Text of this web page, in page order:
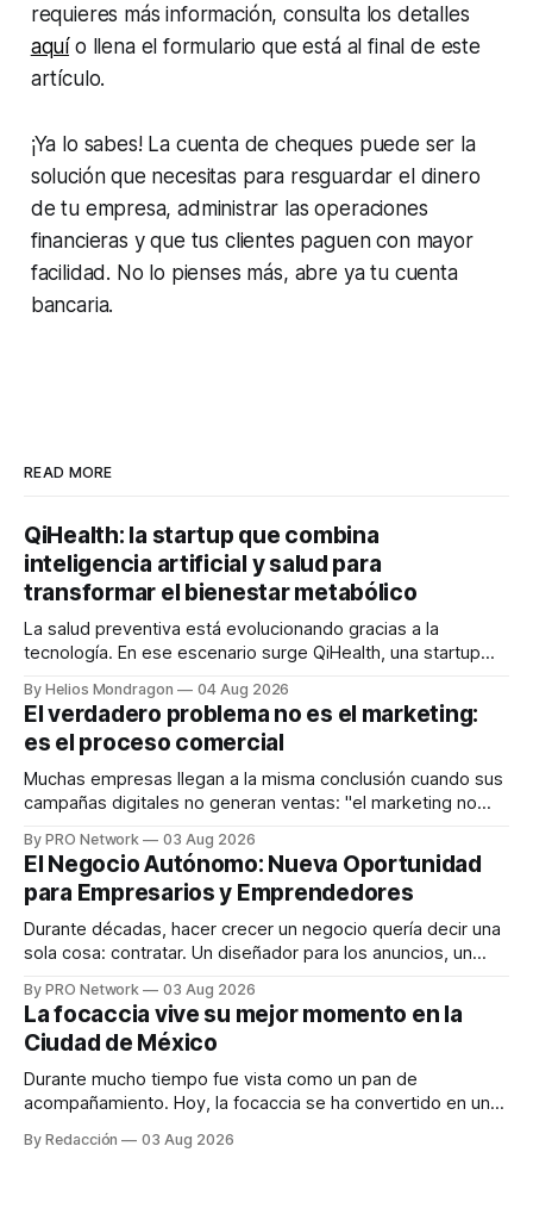
requieres más información, consulta los detalles
aquío llena el formulario que está al final de este
artículo.
¡Ya lo sabes! La cuenta de cheques puede ser la
solución que necesitas para resguardar el dinero
de tu empresa, administrar las operaciones
financieras y que tus clientes paguen con mayor
facilidad. No lo pienses más, abre ya tu cuenta
bancaria.
READ MORE
QiHealth: la startup que combina
inteligencia artificial y salud para
transformar el bienestar metabólico
La salud preventiva está evolucionando gracias a la
tecnología. En ese escenario surge QiHealth, una startup
dispositivos inteligentes, inteligencia artificial y monitoreo
en tiempo real para ayudar a las personas a tomar mejores
decisiones sobre su salud metabólica. Su propuesta busca
responder
By Helios Mondragon 04 Aug 2026
El verdadero problema no es el marketing:
es el proceso comercial
Muchas empresas llegan a la misma conclusión cuando sus
campañas digitales no generan ventas: "el marketing no
INTERIUS, el problema suele estar en otro lugar. Durante
una entrevista para el podcast SER PRO, el especialista en
marketing digital explicó que
By PRO Network 03 Aug 2026
El Negocio Autónomo: Nueva Oportunidad
para Empresarios y Emprendedores
Durante décadas, hacer crecer un negocio quería decir una
sola cosa: contratar. Un diseñador para los anuncios, un
para los textos, alguien que supiera de publicidad digital
para encontrar prospectos, un vendedor para atender
llamadas y mensajes, y —con suerte— una persona
By PRO Network 03 Aug 2026
La focaccia vive su mejor momento en la
Ciudad de México
Durante mucho tiempo fue vista como un pan de
acompañamiento. Hoy, la focaccia se ha convertido en uno
artesanal, ingredientes de calidad y experiencias que
By Redacción 03 Aug 2026